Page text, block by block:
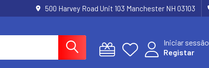
500 Harvey Road Unit 103 Manchester NH 03103
Iniciar sessão
Registar